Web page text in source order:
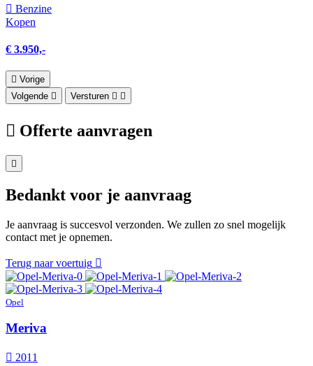
Benzine
Kopen
€ 3.950,-
Vorige
Volgende
Versturen
Offerte aanvragen
Bedankt voor je aanvraag
Je aanvraag is succesvol verzonden. We zullen zo snel mogelijk
contact met je opnemen.
Terug naar voertuig
Opel
Meriva
2011